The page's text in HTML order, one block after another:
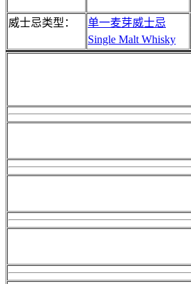
威士忌类型：
单一麦芽威士忌
Single Malt Whisky